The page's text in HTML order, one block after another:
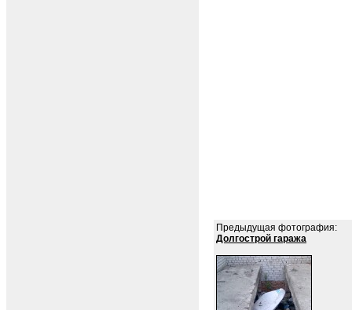
Предыдущая фотография:
Долгострой гаража